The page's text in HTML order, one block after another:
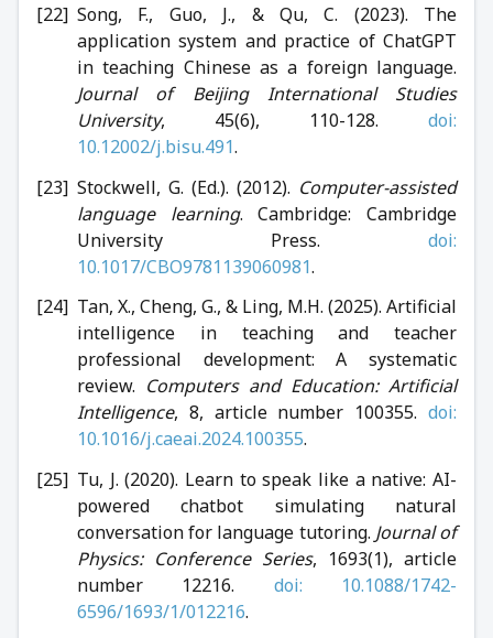
Song, F., Guo, J., & Qu, C. (2023). The
application system and practice of ChatGPT
in teaching Chinese as a foreign language.
Journal of Beijing International Studies
University, 45(6), 110-128. doi:
10.12002/j.bisu.491.
Stockwell, G. (Ed.). (2012). Computer-assisted
language learning. Cambridge: Cambridge
University Press. doi:
10.1017/CBO9781139060981.
Tan, X., Cheng, G., & Ling, M.H. (2025). Artificial
intelligence in teaching and teacher
professional development: A systematic
review. Computers and Education: Artificial
Intelligence, 8, article number 100355. doi:
10.1016/j.caeai.2024.100355.
Tu, J. (2020). Learn to speak like a native: AI-
powered chatbot simulating natural
conversation for language tutoring. Journal of
Physics: Conference Series, 1693(1), article
number 12216. doi: 10.1088/1742-
6596/1693/1/012216.